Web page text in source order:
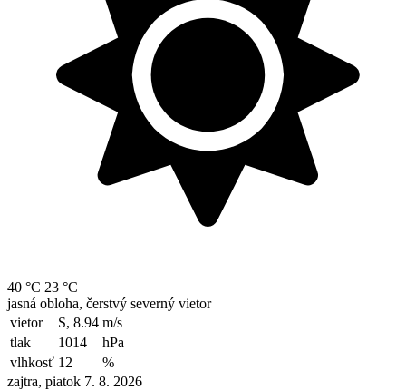
40 °C 23 °C
jasná obloha, čerstvý severný vietor
vietor
S, 8.94 m/s
tlak
1014
hPa
vlhkosť 12
%
zajtra, piatok 7. 8. 2026